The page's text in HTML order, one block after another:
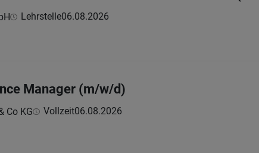
Lehrstelle06.08.2026
Manager (m/w/d)
Co KG Vollzeit06.08.2026